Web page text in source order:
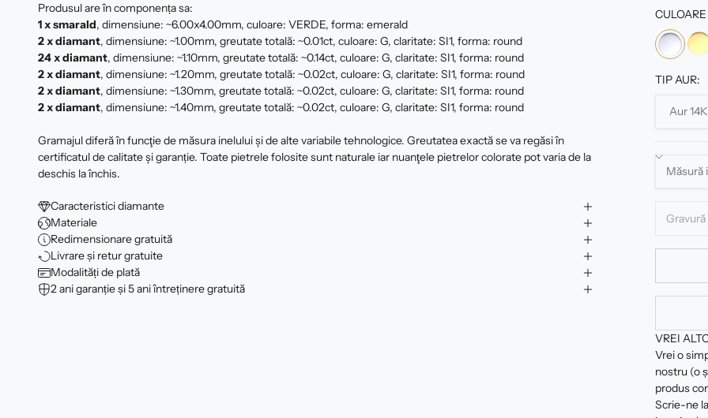
TIP AUR:
VREI
Vrei o
nostru (o
produs
Scrie-ne
Produsul are în componența sa:
1 x smarald, dimensiune: ~6.00x4.00mm, culoare: VERDE, forma: emerald
2 xdiamant, dimensiune: ~1.00mm, greutate totală: ~0.01ct, culoare: G, claritate: SI1, forma: round
24 xdiamant, dimensiune: ~1.10mm, greutate totală: ~0.14ct, culoare: G, claritate: SI1, forma: round
2 xdiamant, dimensiune: ~1.20mm, greutate totală: ~0.02ct, culoare: G, claritate: SI1, forma: round
2 xdiamant, dimensiune: ~1.30mm, greutate totală: ~0.02ct, culoare: G, claritate: SI1, forma: round
2 xdiamant, dimensiune: ~1.40mm, greutate totală: ~0.02ct, culoare: G, claritate: SI1, forma: round
Gramajul diferă în funcţie de măsura inelului şi de alte variabile tehnologice. Greutatea exactă se va regăsi în
certificatul de calitate şi garanție. Toate pietrele folosite sunt naturale iar nuanţele pietrelor colorate pot varia de la
deschis la închis.
Caracteristici diamante
Materiale
Redimensionare gratuită
Livrare și retur gratuite
Modalități de plată
2 ani garanție și 5 ani întreținere gratuită